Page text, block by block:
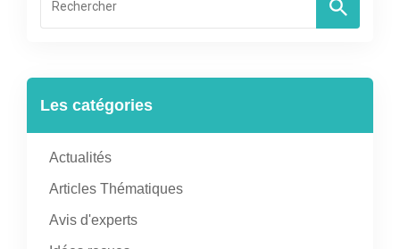
Les catégories
Actualités
Articles Thématiques
Avis d'experts